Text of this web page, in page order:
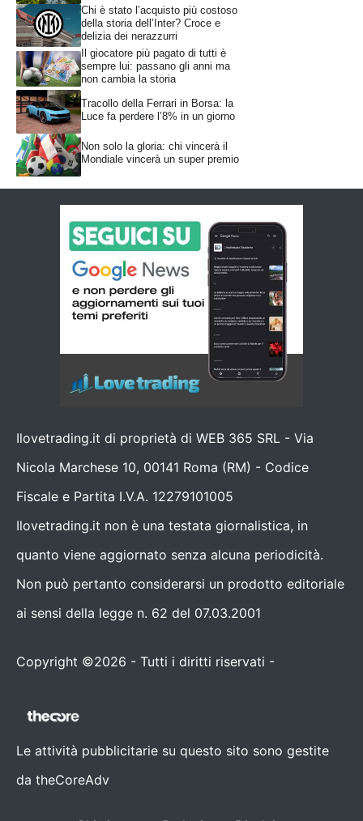
Chi è stato l’acquisto più costoso
della storia dell’Inter? Croce e
delizia dei nerazzurri
Il giocatore più pagato di tutti è
sempre lui: passano gli anni ma
non cambia la storia
Tracollo della Ferrari in Borsa: la
Luce fa perdere l’8% in un giorno
Non solo la gloria: chi vincerà il
Mondiale vincerà un super premio
Ilovetrading.it di proprietà di WEB 365 SRL - Via
Nicola Marchese 10, 00141 Roma (RM) - Codice
Fiscale e Partita I.V.A. 12279101005
Ilovetrading.it non è una testata giornalistica, in
quanto viene aggiornato senza alcuna periodicità.
Non può pertanto considerarsi un prodotto editoriale
ai sensi della legge n. 62 del 07.03.2001
Copyright ©2026 - Tutti i diritti riservati -
Le attività pubblicitarie su questo sito sono gestite
da theCoreAdv